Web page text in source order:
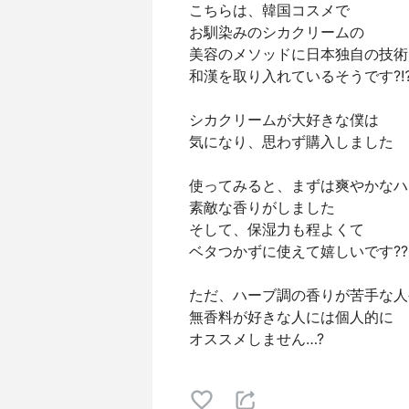
こちらは、韓国コスメで
お馴染みのシカクリームの
美容のメソッドに日本独自の技術
和漢を取り入れているそうです
シカクリームが大好きな僕は
気になり、思わず購入しました
使ってみると、まずは爽やかな
素敵な香りがしました
そして、保湿力も程よくて
ベタつかずに使えて嬉しいです??
ただ、ハーブ調の香りが苦手な
無香料が好きな人には個人的に
オススメしません…?